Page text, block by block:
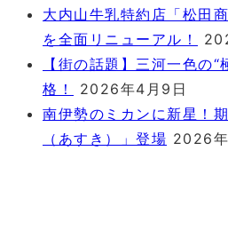
大内山牛乳特約店「松田
を全面リニューアル！
【街の話題】三河一色の
格！
2026年4月9日
南伊勢のミカンに新星！
（あすき）」登場 2026